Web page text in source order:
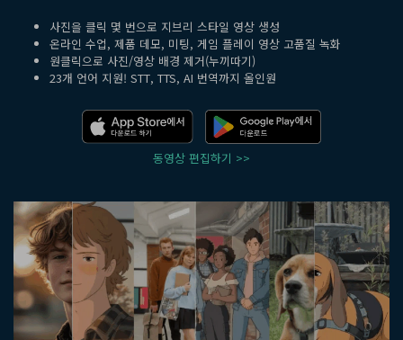
플랜 및 가격
AI 꿀팁
영상 편집 자료실
동영상 편집하기
도움말 센터
필모라 정보
가격 로그인
검색
사진을 클릭 몇 번으로 지브리 스타일 영상 생성
온라인 수업, 제품 데모, 미팅, 게임 플레이 영상 고품질 녹화
원클릭으로 사진/영상 배경 제거(누끼따기)
23개 언어 지원! STT, TTS, AI 번역까지 올인원
동영상 편집하기 >>